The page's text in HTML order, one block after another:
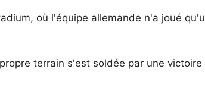
où l'équipe allemande n'a joué
terrain s'est soldée par une